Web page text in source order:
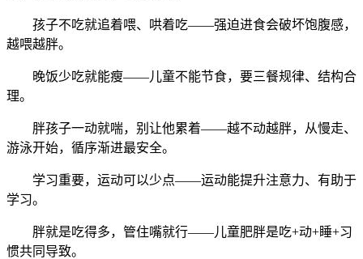
孩子不吃就追着喂、哄着吃——强迫进食会破坏饱腹感，
越喂越胖。
晚饭少吃就能瘦——儿童不能节食，要三餐规律、结构合
理。
胖孩子一动就喘，别让他累着——越不动越胖，从慢走、
游泳开始，循序渐进最安全。
学习重要，运动可以少点——运动能提升注意力、有助于
学习。
胖就是吃得多，管住嘴就行——儿童肥胖是吃+动+睡+习
惯共同导致。